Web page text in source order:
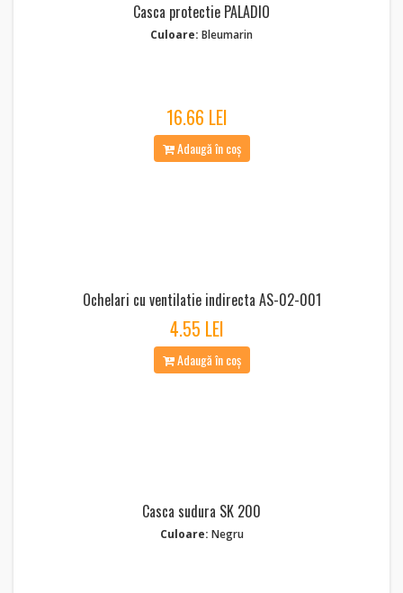
Casca protectie PALADIO
Culoare: Bleumarin
16.66 LEI
Adaugă în coș
Ochelari cu ventilatie indirecta AS-02-001
4.55 LEI
Adaugă în coș
Casca sudura SK 200
Culoare: Negru